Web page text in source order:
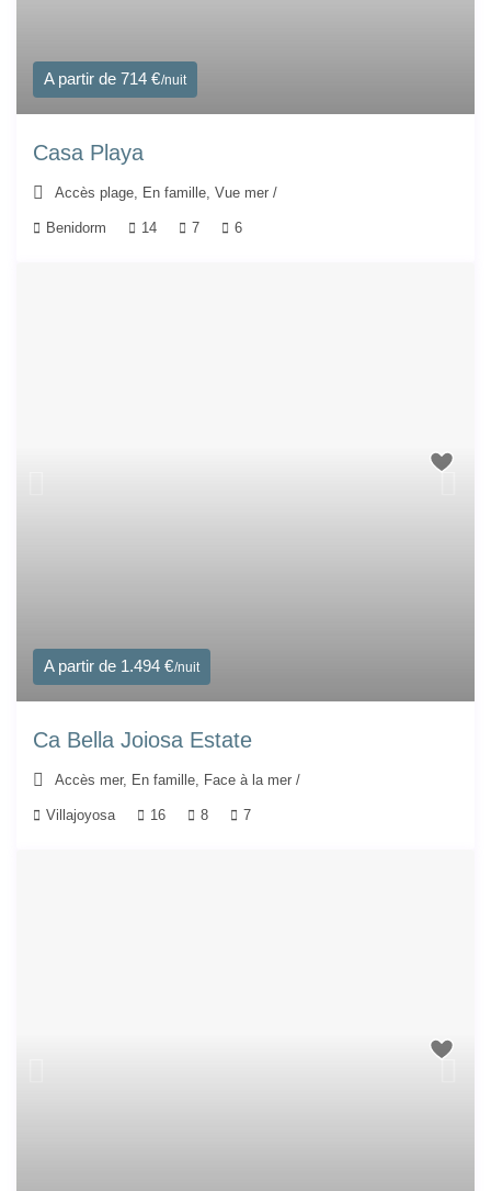
A partir de 714 €/nuit
Casa Playa
Accès plage, En famille,Vue mer /
Benidorm 14 7 6
A partir de 1.494 €/nuit
Ca Bella Joiosa Estate
Accès mer, En famille, Face à la mer /
Villajoyosa 16 8 7